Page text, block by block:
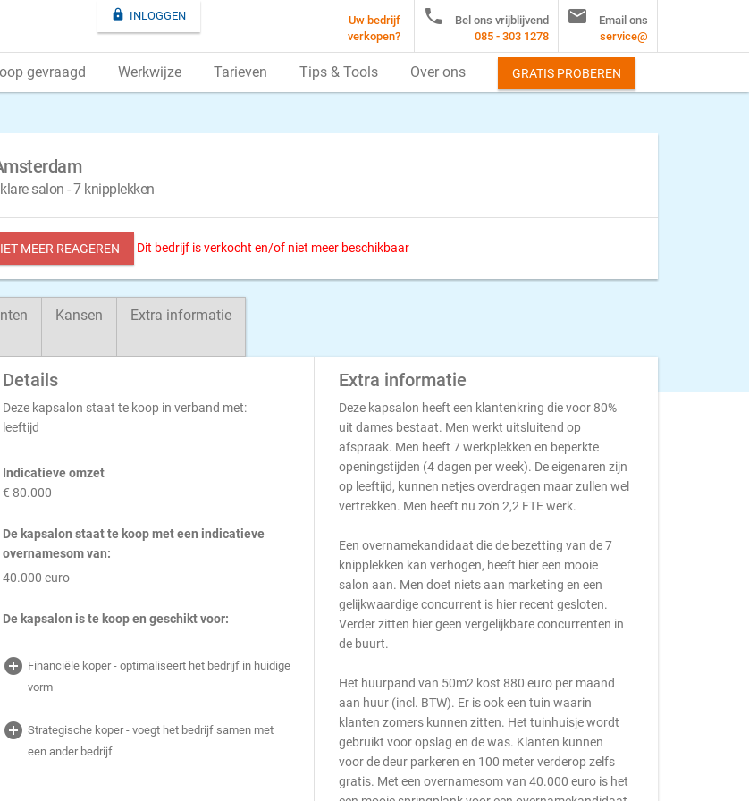
salon - 7 knipplekken
MEER REAGEREN Dit bedrijf is verkocht en/of niet meer beschikbaar
Kansen Extra informatie
Details
Deze kapsalon staat te koop in verband met:
leeftijd
Indicatieve omzet
€ 80.000
De kapsalon staat te koop met een indicatieve
overnamesom van:
40.000 euro
De kapsalon is te koop en geschikt voor:
add_circle Financiële koper - optimaliseert het bedrijf in huidige
vorm
add_circle Strategische koper - voegt het bedrijf samen met
een ander bedrijf
Extra informatie
Deze kapsalon heeft een klantenkring die voor 80%
uit dames bestaat. Men werkt uitsluitend op
afspraak. Men heeft 7 werkplekken en beperkte
openingstijden (4 dagen per week). De eigenaren zijn
op leeftijd, kunnen netjes overdragen maar zullen wel
vertrekken. Men heeft nu zo'n 2,2 FTE werk.
Een overnamekandidaat die de bezetting van de 7
knipplekken kan verhogen, heeft hier een mooie
salon aan. Men doet niets aan marketing en een
gelijkwaardige concurrent is hier recent gesloten.
Verder zitten hier geen vergelijkbare concurrenten in
de buurt.
Het huurpand van 50m2 kost 880 euro per maand
aan huur (incl. BTW). Er is ook een tuin waarin
klanten zomers kunnen zitten. Het tuinhuisje wordt
gebruikt voor opslag en de was. Klanten kunnen
voor de deur parkeren en 100 meter verderop zelfs
gratis. Met een overnamesom van 40.000 euro is het
 INLOGGEN
Uw bedrijf
verkopen?

Bel ons vrijblijvend
085 - 303 1278

Email ons
service@
gevraagd Werkwijze Tarieven Tips & Tools Over ons GRATIS PROBEREN